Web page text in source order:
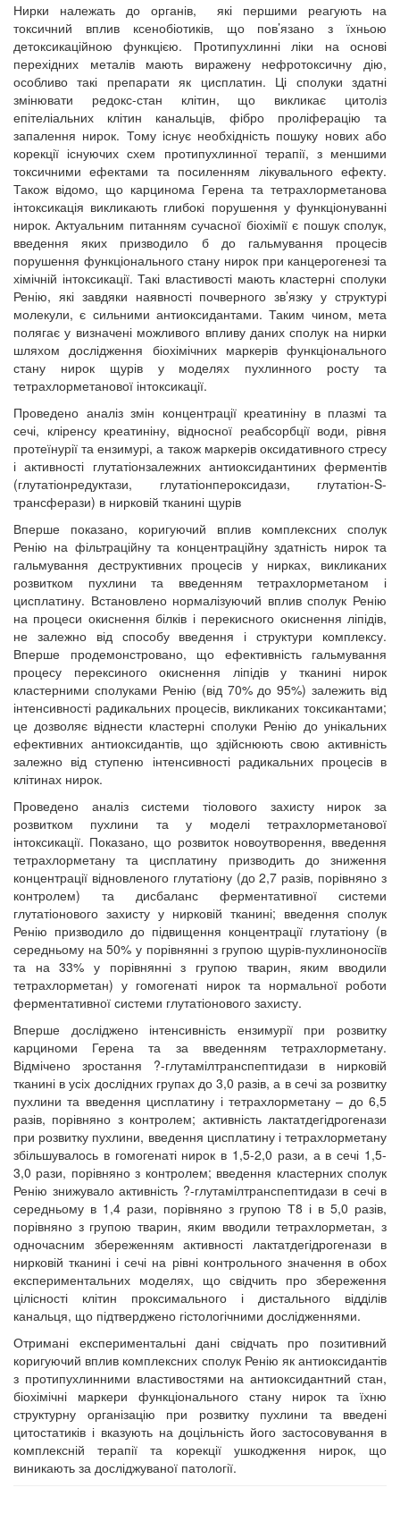
Нирки належать до органів, які першими реагують на
токсичний вплив ксенобіотиків, що пов’язано з їхньою
детоксикаційною функцією. Протипухлинні ліки на основі
перехідних металів мають виражену нефротоксичну дію,
особливо такі препарати як цисплатин. Ці сполуки здатні
змінювати редокс-стан клітин, що викликає цитоліз
епітеліальних клітин канальців, фібро проліферацію та
запалення нирок. Тому існує необхідність пошуку нових або
корекції існуючих схем протипухлинної терапії, з меншими
токсичними ефектами та посиленням лікувального ефекту.
Також відомо, що карцинома Герена та тетрахлорметанова
інтоксикація викликають глибокі порушення у функціонуванні
нирок. Актуальним питанням сучасної біохімії є пошук сполук,
введення яких призводило б до гальмування процесів
порушення функціонального стану нирок при канцерогенезі та
хімічній інтоксикації. Такі властивості мають кластерні сполуки
Ренію, які завдяки наявності почверного зв’язку у структурі
молекули, є сильними антиоксидантами. Таким чином, мета
полягає у визначені можливого впливу даних сполук на нирки
шляхом дослідження біохімічних маркерів функціонального
стану нирок щурів у моделях пухлинного росту та
тетрахлорметанової інтоксикації.
Проведено аналіз змін концентрації креатиніну в плазмі та
сечі, кліренсу креатиніну, відносної реабсорбції води, рівня
протеїнурії та ензимурі, а також маркерів оксидативного стресу
і активності глутатіонзалежних антиоксидантиних ферментів
(глутатіонредуктази, глутатіонпероксидази, глутатіон-S-
трансферази) в нирковій тканині щурів
Вперше показано, коригуючий вплив комплексних сполук
Ренію на фільтраційну та концентраційну здатність нирок та
гальмування деструктивних процесів у нирках, викликаних
розвитком пухлини та введенням тетрахлорметаном і
цисплатину. Встановлено нормалізуючий вплив сполук Ренію
на процеси окиснення білків і перекисного окиснення ліпідів,
не залежно від способу введення і структури комплексу.
Вперше продемонстровано, що ефективність гальмування
процесу перексиного окиснення ліпідів у тканині нирок
кластерними сполуками Ренію (від 70% до 95%) залежить від
інтенсивності радикальних процесів, викликаних токсикантами;
це дозволяє віднести кластерні сполуки Ренію до унікальних
ефективних антиоксидантів, що здійснюють свою активність
залежно від ступеню інтенсивності радикальних процесів в
клітинах нирок.
Проведено аналіз системи тіолового захисту нирок за
розвитком пухлини та у моделі тетрахлорметанової
інтоксикації. Показано, що розвиток новоутворення, введення
тетрахлорметану та цисплатину призводить до зниження
концентрації відновленого глутатіону (до 2,7 разів, порівняно з
контролем) та дисбаланс ферментативної системи
глутатіонового захисту у нирковій тканині; введення сполук
Ренію призводило до підвищення концентрації глутатіону (в
середньому на 50% у порівнянні з групою щурів-пухлиноносіїв
та на 33% у порівнянні з групою тварин, яким вводили
тетрахлорметан) у гомогенаті нирок та нормальної роботи
ферментативної системи глутатіонового захисту.
Вперше досліджено інтенсивність ензимурії при розвитку
карциноми Герена та за введенням тетрахлорметану.
Відмічено зростання ?-глутамілтранспептидази в нирковій
тканині в усіх дослідних групах до 3,0 разів, а в сечі за розвитку
пухлини та введення цисплатину і тетрахлорметану – до 6,5
разів, порівняно з контролем; активність лактатдегідрогенази
при розвитку пухлини, введення цисплатину і тетрахлорметану
збільшувалось в гомогенаті нирок в 1,5-2,0 рази, а в сечі 1,5-
3,0 рази, порівняно з контролем; введення кластерних сполук
Ренію знижувало активність ?-глутамілтранспептидази в сечі в
середньому в 1,4 рази, порівняно з групою Т8 і в 5,0 разів,
порівняно з групою тварин, яким вводили тетрахлорметан, з
одночасним збереженням активності лактатдегідрогенази в
нирковій тканині і сечі на рівні контрольного значення в обох
експериментальних моделях, що свідчить про збереження
цілісності клітин проксимального і дистального відділів
канальця, що підтверджено гістологічними дослідженнями.
Отримані експериментальні дані свідчать про позитивний
коригуючий вплив комплексних сполук Ренію як антиоксидантів
з протипухлинними властивостями на антиоксидантний стан,
біохімічні маркери функціонального стану нирок та їхню
структурну організацію при розвитку пухлини та введені
цитостатиків і вказують на доцільність його застосовування в
комплексній терапії та корекції ушкодження нирок, що
виникають за досліджуваної патології.